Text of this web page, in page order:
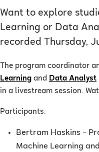
Want to explore
Learning or Data
recorded Thursday,
The program coordinator
Learning and Data Analyst
in a livestream session.
Participants:
Bertram Haskins –
Machine Learning